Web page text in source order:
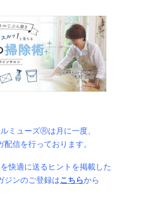
ミューズⓇは月に一度、
配信を行っております。
快適に送るヒントを掲載した
ジンのご登録はこちらから